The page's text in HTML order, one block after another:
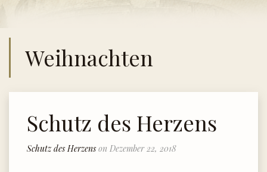
Weihnachten
Schutz des Herzens
Schutz des Herzens on Dezember 22, 2018